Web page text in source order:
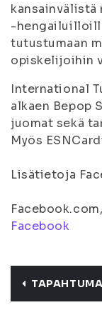
kansainvälistä
-
tutustumaan
opiskelijoihin
International
alkaen Bepop
juomat sekä
Myös
Lisätietoja
Facebook